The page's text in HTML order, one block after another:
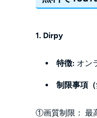
1. Dirpy
特徴: オン
制限事項（
①画質制限： 最